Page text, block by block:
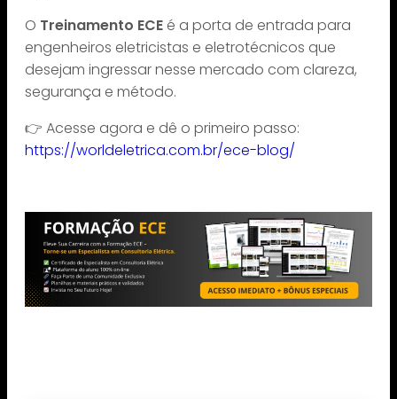
O Treinamento ECE é a porta de entrada para
engenheiros eletricistas e eletrotécnicos que
desejam ingressar nesse mercado com clareza,
segurança e método.
👉 Acesse agora e dê o primeiro passo:
https://worldeletrica.com.br/ece-blog/